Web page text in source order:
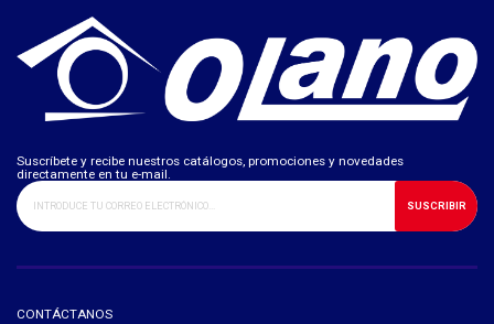
Suscríbete y recibe nuestros catálogos, promociones y novedades
directamente en tu e-mail.
SUSCRIBIR
CONTÁCTANOS